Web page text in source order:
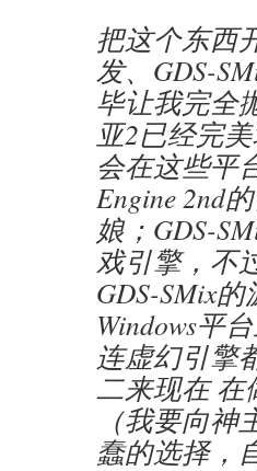
把这个东西
发、GDS-
毕让我完全
亚2已经完
会在这些平
Engine 2nd
娘；GDS-
戏引擎，不
GDS-SMix
Windows平
连虚幻引擎
二来现在 在
（我要向
蠢的选择，